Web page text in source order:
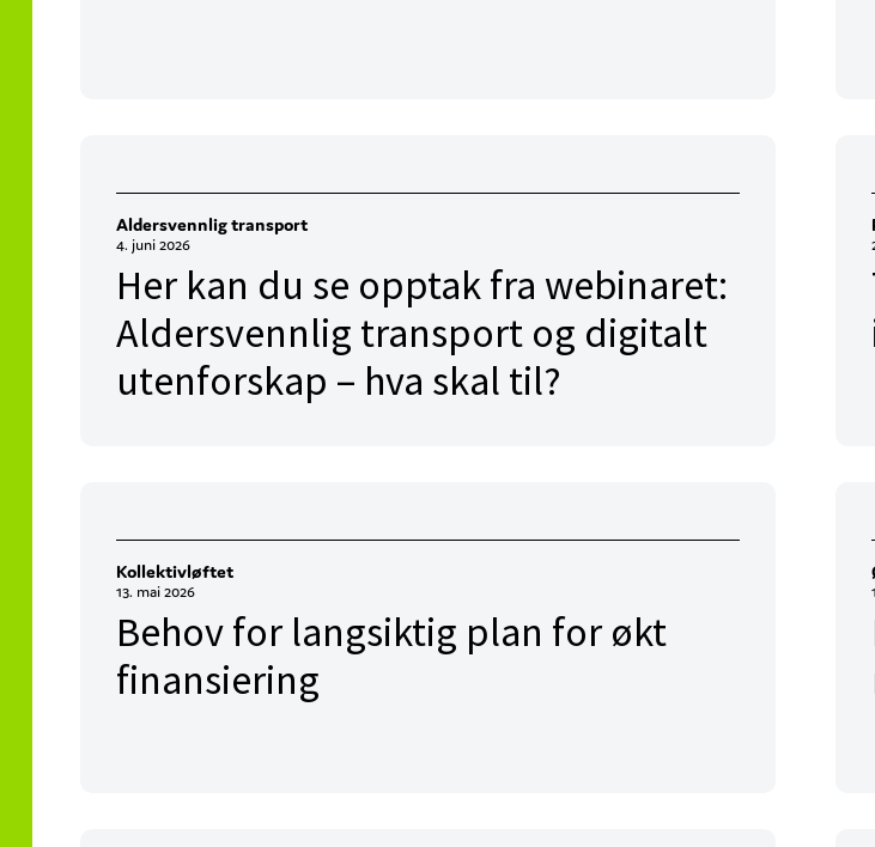
Aldersvennlig transport
4. juni 2026
Her kan du se opptak fra webinaret:
Aldersvennlig transport og digitalt
utenforskap – hva skal til?
Kollektivløftet
13. mai 2026
Behov for langsiktig plan for økt
finansiering